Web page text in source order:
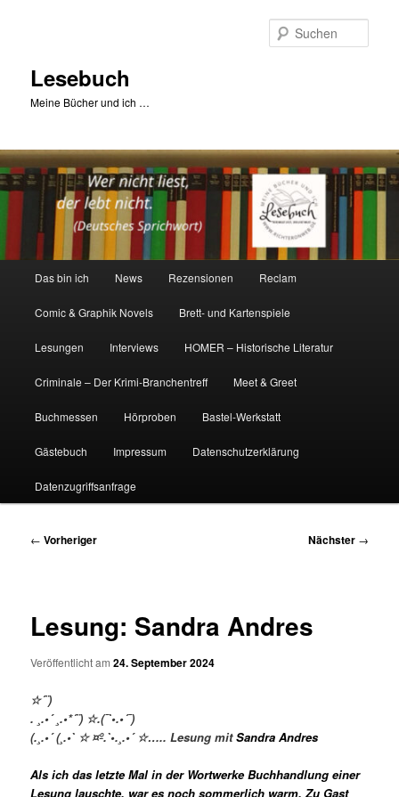
Lesebuch
Meine Bücher und ich …
Das bin ich News Rezensionen Reclam
Comic & Graphik Novels Brett- und Kartenspiele
Lesungen Interviews HOMER – Historische Literatur
Criminale – Der Krimi-Branchentreff Meet & Greet
Buchmessen Hörproben Bastel-Werkstatt
Gästebuch Impressum Datenschutzerklärung
Datenzugriffsanfrage
Beitragsnavigation
← Vorheriger Nächster →
Lesung: Sandra Andres
Veröffentlicht am24. September 2024
☆´¨)
. ¸.•´ ¸.•*´¨) ☆.(¯`•.•´¯)
(.¸.•´ (¸.•` ☆ ¤º.`•.¸.•´ ☆…..Lesung mit Sandra Andres
Als ich das letzte Mal in der Wortwerke Buchhandlung einer
Lesung lauschte, war es noch sommerlich warm. Zu Gast